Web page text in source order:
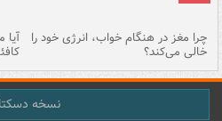
چرا مغز در هنگام خواب، انرژی خود را
خالی می‌کند؟
نسخه